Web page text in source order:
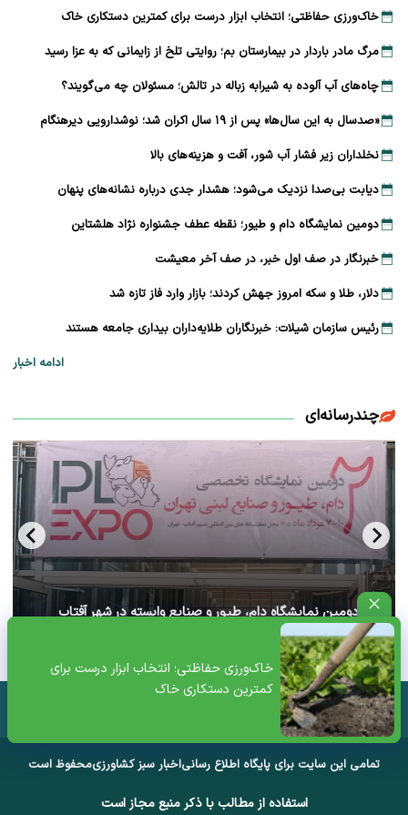
خاک‌ورزی حفاظتی؛ انتخاب ابزار درست برای
کمترین دستکاری خاک
خاک‌ورزی حفاظتی؛ انتخاب ابزار درست برای کمترین دستکاری خاک
مرگ مادر باردار در بیمارستان بم؛ روایتی تلخ از زایمانی که به عزا رسید
چاه‌های آب آلوده به شیرابه زباله در تالش؛ مسئولان چه می‌گویند؟
«صدسال به این سال‌ها» پس از ۱۹ سال اکران شد؛ نوشدارویی دیرهنگام
نخلداران زیر فشار آب شور، آفت و هزینه‌های بالا
دیابت بی‌صدا نزدیک می‌شود؛ هشدار جدی درباره نشانه‌های پنهان
دومین نمایشگاه دام و طیور؛ نقطه عطف جشنواره نژاد هلشتاین
خبرنگار در صف اول خبر، در صف آخر معیشت
دلار، طلا و سکه امروز جهش کردند؛ بازار وارد فاز تازه شد
رئیس سازمان شیلات: خبرنگاران طلایه‌داران بیداری جامعه هستند
ادامه اخبار
چندرسانه‌ای
آغاز دومین نمایشگاه دام، طیور و صنایع وابسته در شهر آفتاب
تهران+ ویدئو
تمامی این سایت برای پایگاه اطلاع رسانیاخبار سبز کشاورزیمحفوظ است
استفاده از مطالب با ذکر منبع مجاز است